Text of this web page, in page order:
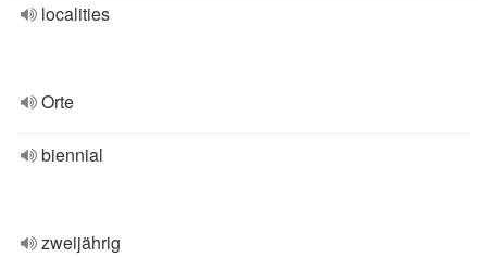
localities
Orte
biennial
zweijährig